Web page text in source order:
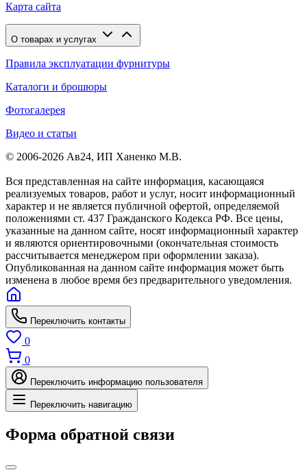
Карта сайта
О товарах и услугах
Правила эксплуатации фурнитуры
Каталоги и брошюры
Фотогалерея
Видео и статьи
© 2006-2026 Ав24, ИП Ханенко М.В.
Вся представленная на сайте информация, касающаяся
реализуемых товаров, работ и услуг, носит информационный
характер и не является публичной офертой, определяемой
положениями ст. 437 Гражданского Кодекса РФ. Все цены,
указанные на данном сайте, носят информационный характер
и являются ориентировочными (окончательная стоимость
рассчитывается менеджером при оформлении заказа).
Опубликованная на данном сайте информация может быть
изменена в любое время без предварительного уведомления.
Переключить контакты
0
0
Переключить информацию пользователя
Переключить навигацию
Форма обратной связи